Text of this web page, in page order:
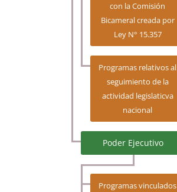
con la Comisión
Bicameral creada por
Ley N° 15.357
Programas relativos al
seguimiento de la
actividad legislaticva
nacional
Poder Ejecutivo
Programas vinculados